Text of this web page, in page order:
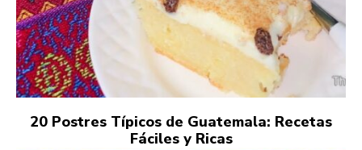
20 Postres Típicos de Guatemala: Recetas
Fáciles y Ricas